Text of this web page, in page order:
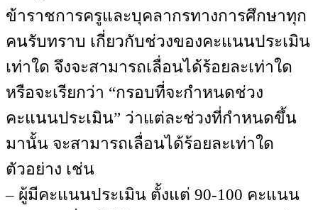
ข้าราชการครูและบุคลากรทางการศึกษาทุก
คนรับทราบ เกี่ยวกับช่วงของคะแนนประเมิน
เท่าใด จึงจะสามารถเลื่อนได้ร้อยละเท่าใด
หรือจะเรียกว่า “กรอบที่จะกำหนดช่วง
คะแนนประเมิน” ว่าแต่ละช่วงที่กำหนดขึ้น
มานั้น จะสามารถเลื่อนได้ร้อยละเท่าใด
ตัวอย่าง เช่น
– ผู้มีคะแนนประเมิน ตั้งแต่ 90-100 คะแนน